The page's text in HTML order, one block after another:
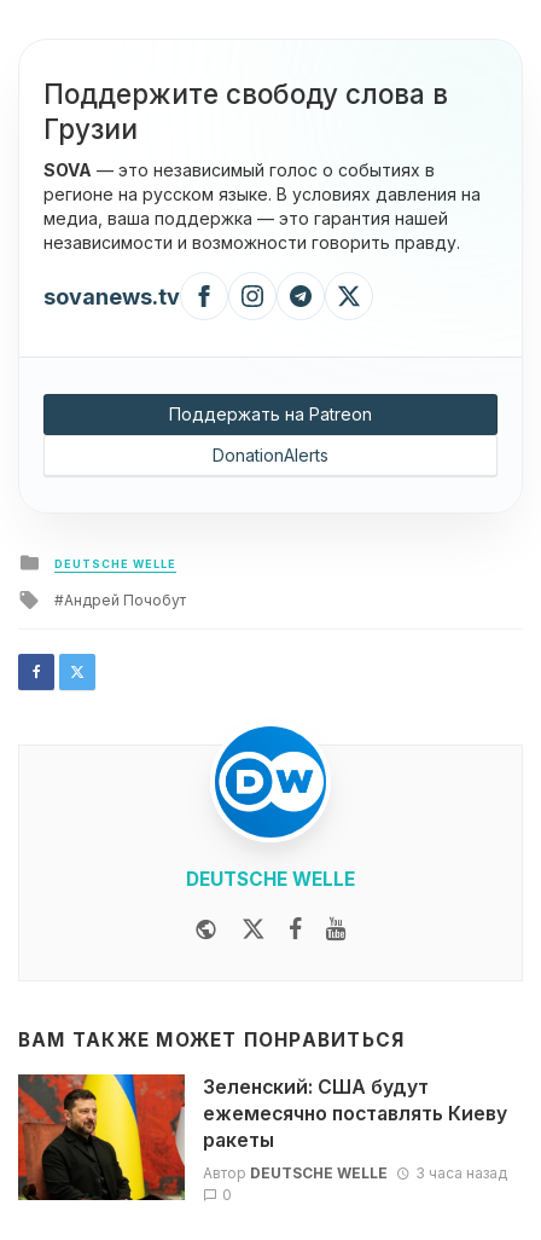
Поддержите свободу слова в
Грузии
SOVA — это независимый голос о событиях в
регионе на русском языке. В условиях давления на
медиа, ваша поддержка — это гарантия нашей
независимости и возможности говорить правду.
sovanews.tv
Поддержать на Patreon
DonationAlerts
Posted
in
DEUTSCHE WELLE
Tagged
Андрей Почобут
DEUTSCHE WELLE
WebsiteTwitterFacebook
ВАМ ТАКЖЕ МОЖЕТ ПОНРАВИТЬСЯ
Зеленский: США будут
ежемесячно поставлять Киеву
ракеты
Автор DEUTSCHE WELLE
3 часа назад
0